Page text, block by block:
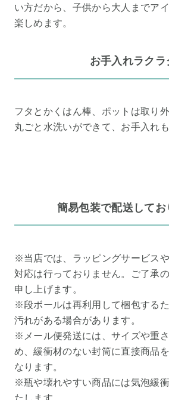
い方だから、子供から大人までア
楽しめます。
お手入れラクラ
フタとかくはん棒、ポットは取り
丸ごと水洗いができて、お手入れ
簡易包装で配送してお
※当店では、ラッピングサービス
対応は行っておりません。ご了承
申し上げます。
※段ボールは再利用して梱包する
汚れがある場合があります。
※メール便発送には、サイズや重
め、緩衝材のない封筒に直接商品
なります。
※瓶や壊れやすい商品には気泡緩
たします。